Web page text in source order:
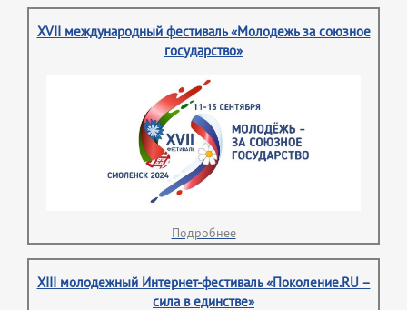
XVII международный фестиваль «Молодежь за союзное
государство»
Подробнее
XIII молодежный Интернет-фестиваль «Поколение.RU –
сила в единстве»